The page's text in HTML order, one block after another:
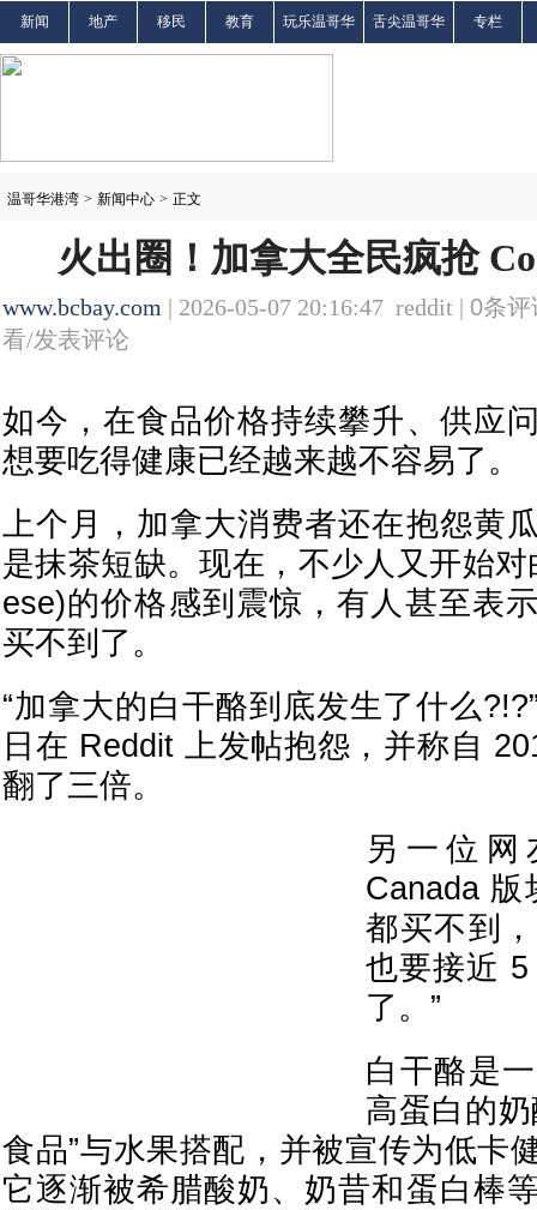
新闻 地产 移民 教育 玩乐温哥华 舌尖温哥华 专栏
温哥华港湾 > 新闻中心 > 正文
火出圈！加拿大全民疯抢
www.bcbay.com | 2026-05-07 20:16:47 reddit | 0条
看/发表评论
如今，在食品价格持续攀升、供应
想要吃得健康已经越来越不容易了。
上个月，加拿大消费者还在抱怨黄
是抹茶短缺。现在，不少人又开始
ese)的价格感到震惊，有人甚至表
买不到了。
“加拿大的白干酪到底发生了什么
日在 Reddit 上发帖抱怨，并称自
翻了三倍。
另一位
Canada 版
都买不到
也要接近
了。”
白干酪是
高蛋白的
食品”与水果搭配，并被宣传为低卡
它逐渐被希腊酸奶、奶昔和蛋白棒